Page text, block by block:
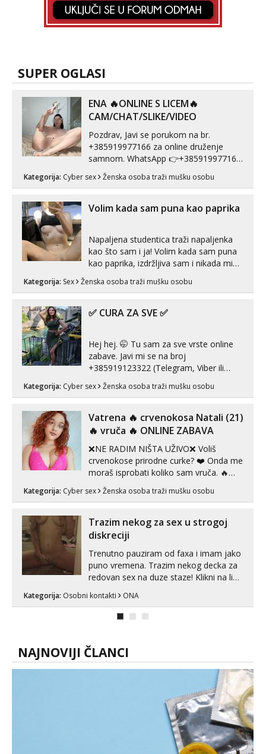
SUPER OGLASI
ENA 🔥ONLINE S LICEM🔥
CAM/CHAT/SLIKE/VIDEO
Pozdrav, Javi se porukom na br.
+385919977166 za online druženje
samnom. WhatsApp 👉+385919977166
Telegram 👉@enafriedrichkis Radim
videopozive s licem, solo i s partnerom,
kombinacije halteri, haljine, štikle,
samostojeće itd. Nudim svakakva videa
Kategorija: Cyber sex Ženska osoba traži mušku osobu
Volim kada sam puna kao paprika
Napaljena studentica traži napaljenka
kao što sam i ja! Volim kada sam puna
kao paprika, izdržljiva sam i nikada mi
puta dnevno bilo kad i bilo gdje zato se
link ispod i nadji me tamo, cekam te!
Kategorija: Sex Ženska osoba traži mušku osobu
✅ CURA ZA SVE ✅
Hej hej. 🤭 Tu sam za sve vrste online
zabave. Javi mi se na broj
+385919123322 (Telegram, Viber ili
Whatsapp). 🤙 NE javljaj se na uzivo.
Hvala.
Kategorija: Cyber sex Ženska osoba traži mušku osobu
Vatrena ‎️‍🔥 crvenokosa Natali (21)
‎️‍🔥 vruča‎ ️‍🔥 ONLINE ZABAVA
❌NE RADIM NIŠTA UŽIVO❌ Voliš
crvenokose prirodne curke? ❤️ Onda me
moraš isprobati koliko sam vruča.‎ ️‍🔥
MLADA vražica koja ima 100%
prorodne grudi, 💦 Misli su mi uvijek
U mojoj raznolikoj ponudi možeš
pranaći nešto po svojoj mjeri. Sexi videa
s kolegica...
Kategorija: Cyber sex Ženska osoba traži mušku osobu
Trazim nekog za sex u strogoj
diskreciji
Trenutno pauziram od faxa i imam jako
puno vremena. Trazim nekog decka za
redovan sex na duze staze! Klikni na link
Kategorija: Osobni kontakti ONA
NAJNOVIJI ČLANCI